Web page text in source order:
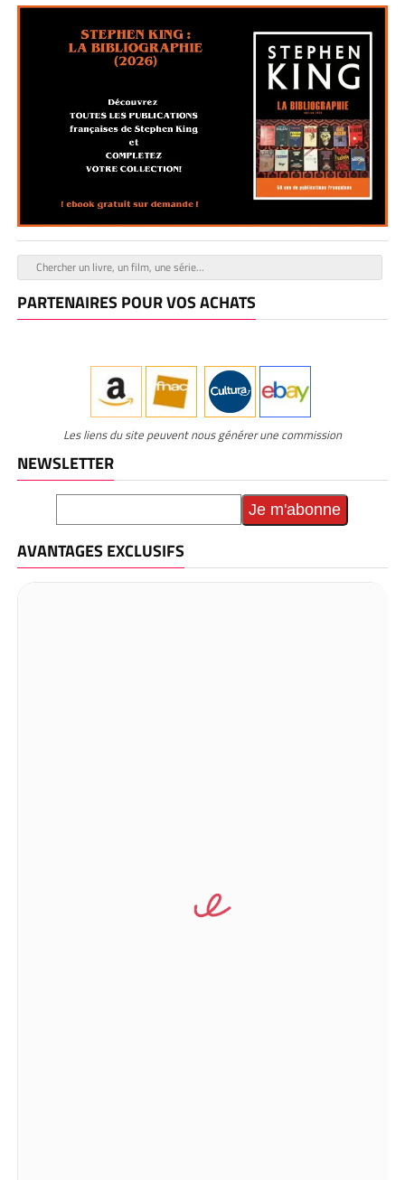
PARTENAIRES POUR VOS ACHATS
Les liens du site peuvent nous générer une commission
NEWSLETTER
AVANTAGES EXCLUSIFS